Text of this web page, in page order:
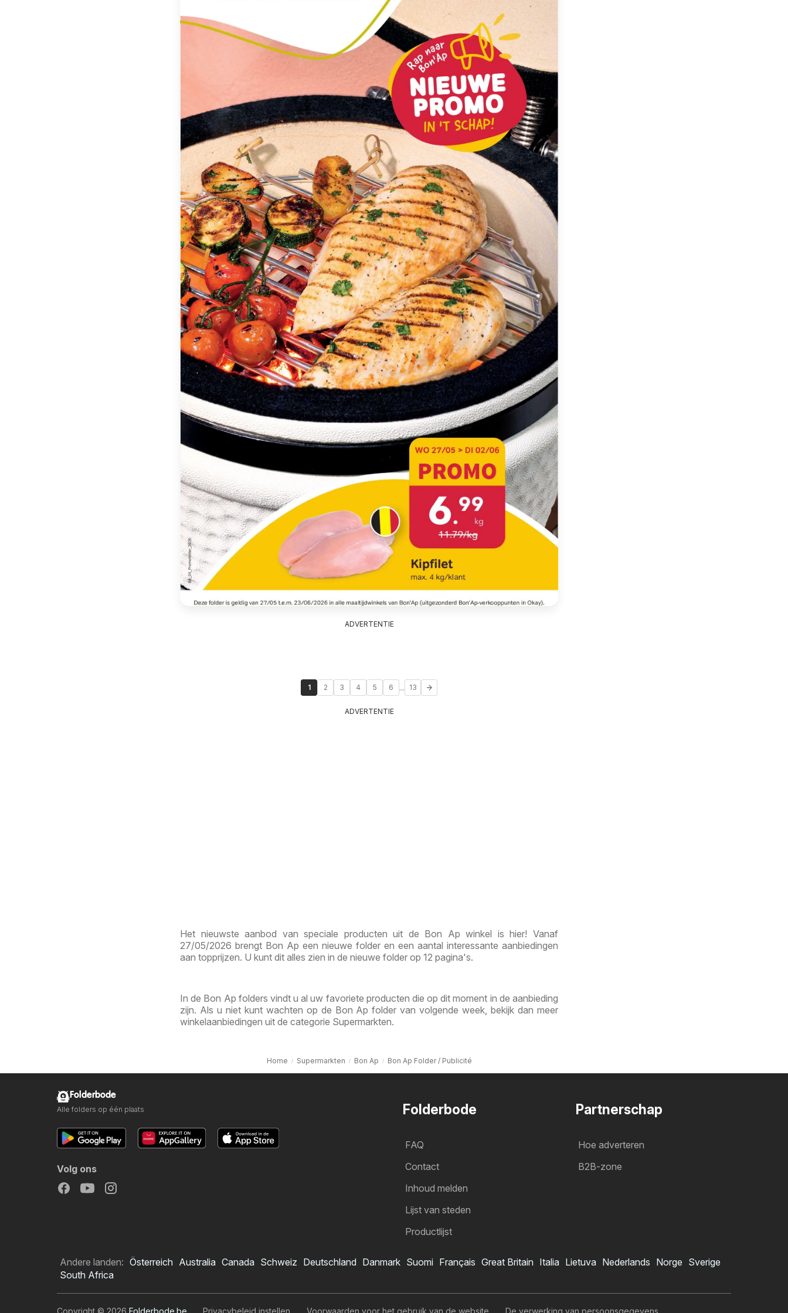
Bon Ap folder
Ik wil me abonneren op de folder
ADVERTENTIE
1 2 3 4 5 6 ... 13
ADVERTENTIE
Het nieuwste aanbod van speciale producten uit de Bon Ap winkel is hier! Vanaf
27/05/2026 brengt Bon Ap een nieuwe folder en een aantal interessante aanbiedingen
aan topprijzen. U kunt dit alles zien in de nieuwe folder op 12 pagina's.
In de Bon Ap folders vindt u al uw favoriete producten die op dit moment in de aanbieding
zijn. Als u niet kunt wachten op de Bon Ap folder van volgende week, bekijk dan meer
winkelaanbiedingen uit de categorie Supermarkten.
Home Supermarkten Bon Ap Bon Ap Folder / Publicité
Folderbode
FAQ
Contact
Inhoud melden
Lijst van steden
Productlijst
Partnerschap
Hoe adverteren
B2B-zone
Folderbode
Alle folders op één plaats
Volg ons
Andere landen: Österreich Australia Canada Schweiz Deutschland Danmark Suomi Français Great Britain Italia Lietuva Nederlands Norge Sverige
South Africa
Copyright © 2026 Folderbode.be Privacybeleid instellen Voorwaarden voor het gebruik van de website De verwerking van persoonsgegevens